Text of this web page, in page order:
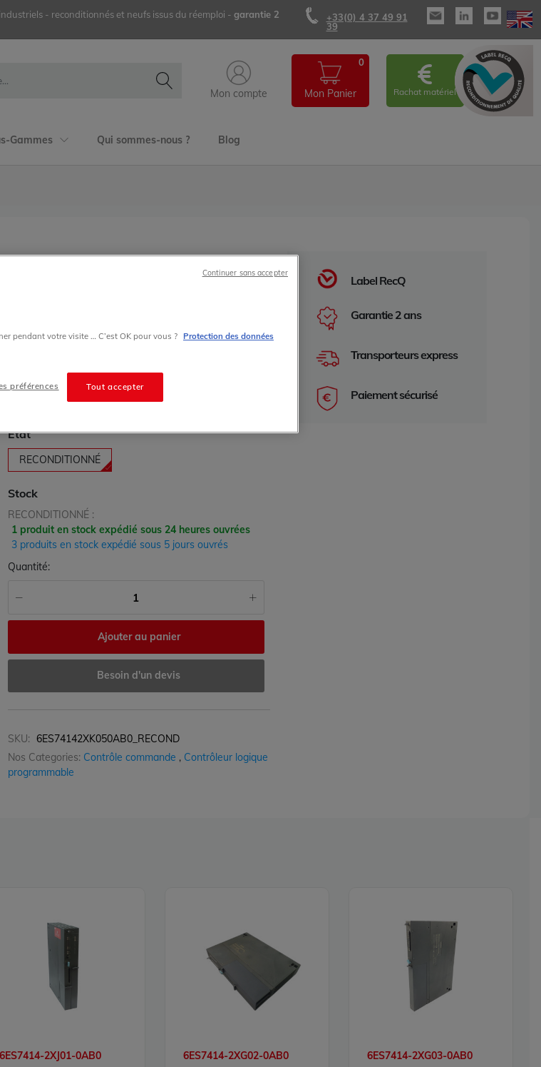
- reconditionnés et neufs issus du réemploi - garantie 2
+33(0) 4 37 49 91
39
Mon compte Mon Panier
0
Rachat matériel
Gammes Qui sommes-nous ? Blog
garantie 2 ans
6ES7414-2XK05-0AB0
Siemens 1MB mémoire MPI/DP Profibus DP
1,085.00 € HT prix tarif
État
RECONDITIONNÉ
Stock
RECONDITIONNÉ :
1 produit en stock expédié sous 24 heures ouvrées
3 produits en stock expédié sous 5 jours ouvrés
Quantité:
Ajouter au panier
Besoin d'un devis
SKU: 6ES74142XK050AB0_RECOND
Nos Categories: Contrôle commande , Contrôleur logique
programmable
Label RecQ
Garantie 2 ans
Transporteurs express
Paiement sécurisé
6ES7414-2XJ01-0AB0
6ES7414-2XG02-0AB0
6ES7414-2XG03-0AB0
pendant votre visite … C’est OK pour vous ? Protection des données
Tout accepter
préférences
Continuer sans accepter